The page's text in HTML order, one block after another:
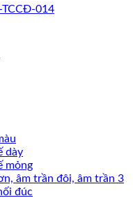
014
dày
mỏng
âm trần đôi, âm trần 3
đúc